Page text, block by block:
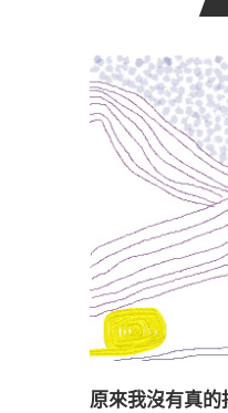
原來我沒有真的